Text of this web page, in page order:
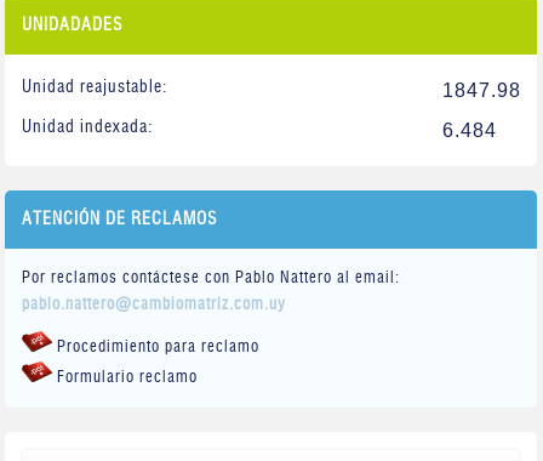
UNIDADADES
Unidad reajustable: 1847.98
Unidad indexada: 6.484
ATENCIÓN DE RECLAMOS
Por reclamos contáctese con Pablo Nattero al email:
pablo.nattero@cambiomatriz.com.uy
Procedimiento para reclamo
Formulario reclamo